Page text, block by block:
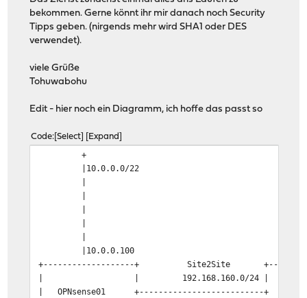
bekommen. Gerne könnt ihr mir danach noch Security
Tipps geben. (nirgends mehr wird SHA1 oder DES
verwendet).
viele Grüße
Tohuwabohu
Edit - hier noch ein Diagramm, ich hoffe das passt so
Code Select Expand
+
|10.0.0.0/22 |
|10.0.0.100
+-------------------+ Site2Site
| | 192.168.160.0/
| OPNsense01 +--------------------------+